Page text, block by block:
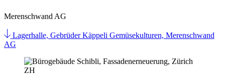
Merenschwand AG
Lagerhalle, Gebrüder Käppeli Gemüsekulturen, Merenschwand
AG